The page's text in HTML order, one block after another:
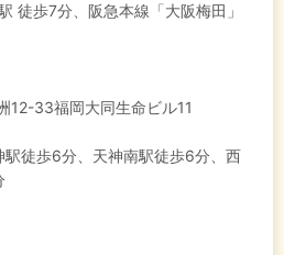
徒歩7分、阪急本線「大阪梅田」
12-33福岡大同生命ビル11
徒歩6分、天神南駅徒歩6分、西